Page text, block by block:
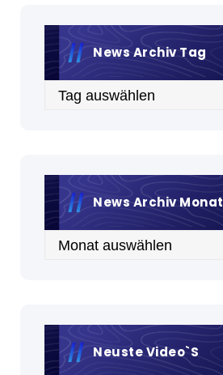
News Archiv Tag
Archiv
News Archiv Monat
Archiv
Neuste Video`s